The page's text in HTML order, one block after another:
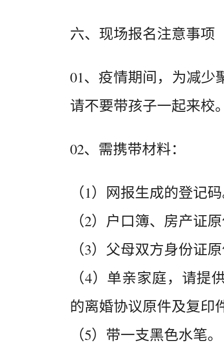
六、现场报名注意事项
01、疫情期间，为减少
请不要带孩子一起来校
02、需携带材料：
（1）网报生成的登记
（2）户口簿、房产证
（3）父母双方身份证
（4）单亲家庭，请
的离婚协议原件及复印
（5）带一支黑色水笔。